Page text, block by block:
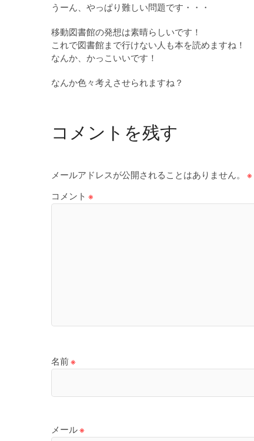
うーん、やっぱり難しい問題です・・・
移動図書館の発想は素晴らしいです！
これで図書館まで行けない人も本を読めますね！
なんか、かっこいいです！
なんか色々考えさせられますね？
コメントを残す
メールアドレスが公開されることはありません。 ※
コメント ※
名前※
メール※